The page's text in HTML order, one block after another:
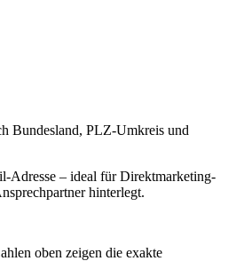
Bundesland, PLZ-Umkreis und
Adresse – ideal für Direktmarketing-
hinterlegt.
oben zeigen die exakte